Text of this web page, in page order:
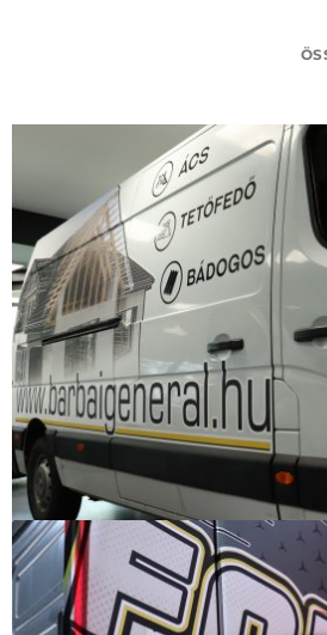
DESIGN
VW CADDY –
BAU KFT.